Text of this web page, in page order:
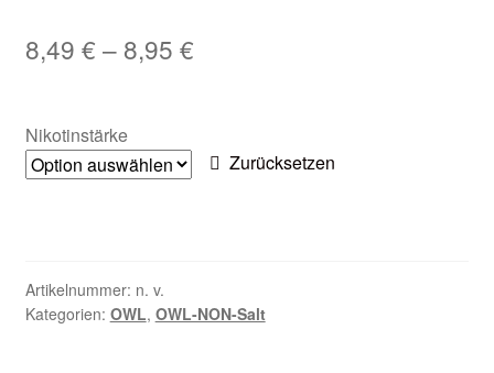
Nikotintabelle
8,49 € – 8,95 €
Nikotinstärke
Zurücksetzen
Artikelnummer: n. v.
Kategorien: OWL, OWL-NON-Salt